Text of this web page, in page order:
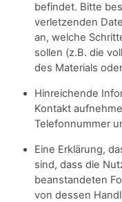
befindet. Bitte
verletzenden
an, welche
sollen (z.B. die
des Materials
Hinreichende
Kontakt
Telefonnummer
Eine Erklärung,
sind, dass die
beanstandeten
von dessen